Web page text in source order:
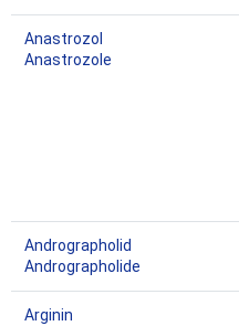
Anastrozol
Anastrozole
Andrographolid
Andrographolide
Arginin